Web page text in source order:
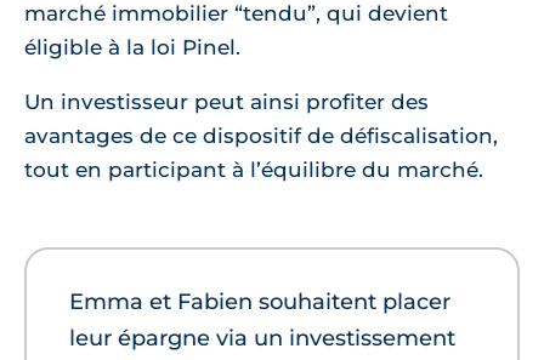
marché immobilier “tendu”, qui devient
éligible à la loi Pinel.
Un investisseur peut ainsi profiter des
avantages de ce dispositif de défiscalisation,
tout en participant à l’équilibre du marché.
Emma et Fabien souhaitent placer
leur épargne via un investissement